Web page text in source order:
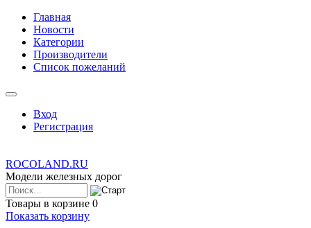
Главная
Новости
Категории
Производители
Список пожеланий
Вход
Регистрация
ROCOLAND.RU
Модели железных дорог
Товары в корзине 0
Показать корзину